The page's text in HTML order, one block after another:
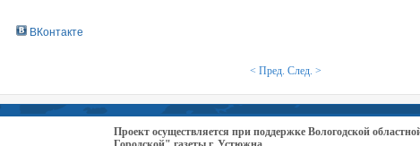
ВКонтакте
< Пред. След. >
Проект осуществляется при поддержке Вологодской